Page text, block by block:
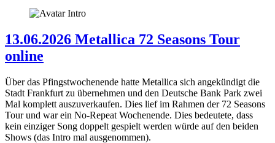
13.06.2026 Metallica 72 Seasons Tour
online
Über das Pfingstwochenende hatte Metallica sich angekündigt die
Stadt Frankfurt zu übernehmen und den Deutsche Bank Park zwei
Mal komplett auszuverkaufen. Dies lief im Rahmen der 72 Seasons
Tour und war ein No-Repeat Wochenende. Dies bedeutete, dass
kein einziger Song doppelt gespielt werden würde auf den beiden
Shows (das Intro mal ausgenommen).